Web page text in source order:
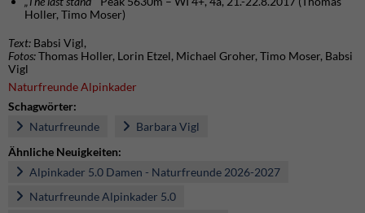
Holler, Timo Moser)
Text: Babsi Vigl,
Fotos:Thomas Holler, Lorin Etzel, Michael Groher, Timo Moser, Babsi
Vigl
Naturfreunde Alpinkader
Schagwörter:
Naturfreunde
Barbara Vigl
Ähnliche Neuigkeiten:
Alpinkader 5.0 Damen - Naturfreunde 2026-2027
Naturfreunde Alpinkader 5.0